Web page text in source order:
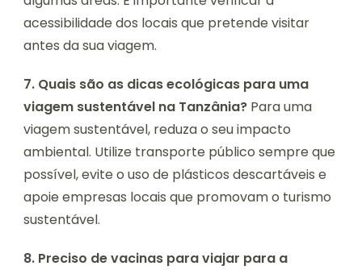
acessibilidade dos locais que pretende visitar
antes da sua viagem.
7. Quais são as dicas ecológicas para uma
viagem sustentável na Tanzânia? Para uma
viagem sustentável, reduza o seu impacto
ambiental. Utilize transporte público sempre que
possível, evite o uso de plásticos descartáveis e
apoie empresas locais que promovam o turismo
sustentável.
8. Preciso de vacinas para viajar para a